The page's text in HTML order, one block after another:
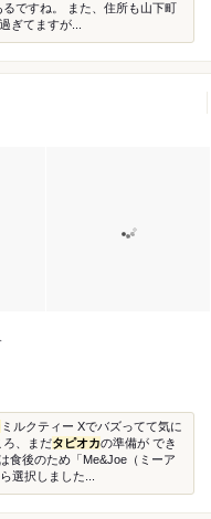
ですね。 また、住所も山下町
ぎてますが...
ミルクティー Xでバズってて気に
ろ、まだタピオカの準備が でき
食後のため「Me&Joe（ミーア
選択しました...